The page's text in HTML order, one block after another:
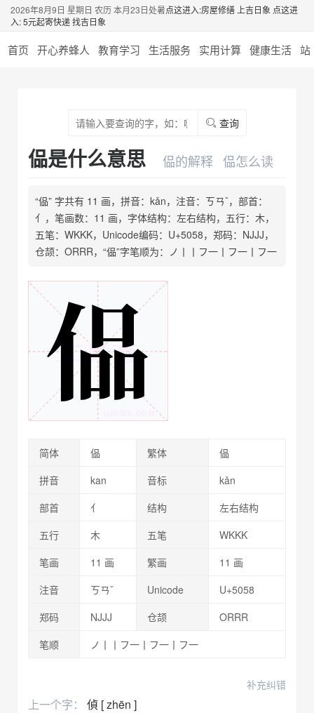
2026年8月9日 星期日 农历 本月23日处暑点这进入:房屋修缮 上吉日象 点这进
入: 5元起寄快递 找吉日象
首页 开心养蜂人 教育学习 生活服务 实用计算 健康生活 站
查询
偘是什么意思 偘的解释 偘怎么读
“偘” 字共有 11 画，拼音：kǎn，注音：ㄎㄢˇ，部首：
亻，笔画数：11 画，字体结构：左右结构，五行：木，
五笔：WKKK，Unicode编码：U+5058，郑码：NJJJ，
仓颉：ORRR，“偘”字笔顺为：ノ丨丨フ一丨フ一丨フ一
简体 偘 繁体
偘
拼音
kan 音标
kǎn
部首
亻 结构
左右结构
五行
木 五笔
WKKK
笔画
11 画 繁画
11 画
注音
ㄎㄢˇ Unicode
U+5058
郑码
NJJJ 仓颉
ORRR
笔顺
ノ丨丨フ一丨フ一丨フ一
补充纠错
上一个字：
偵 [ zhēn ]